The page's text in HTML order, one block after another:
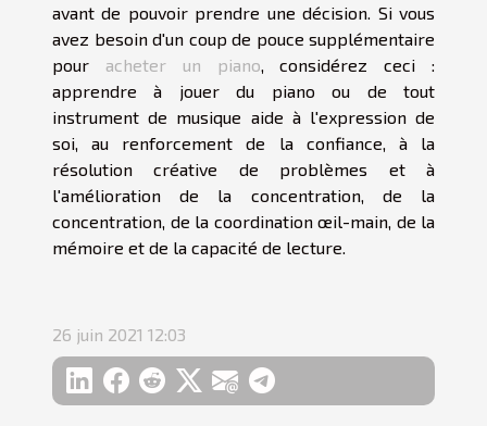
avant de pouvoir prendre une décision. Si vous
avez besoin d'un coup de pouce supplémentaire
pour acheter un piano , considérez ceci :
apprendre à jouer du piano ou de tout
instrument de musique aide à l'expression de
soi, au renforcement de la confiance, à la
résolution créative de problèmes et à
l'amélioration de la concentration, de la
concentration, de la coordination œil-main, de la
mémoire et de la capacité de lecture.
26 juin 2021 12:03